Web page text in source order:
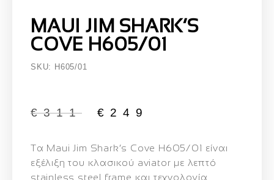
MAUI JIM SHARK’S
COVE H605/01
SKU: H605/01
€311 € 249
Τα Maui Jim Shark’s Cove H605/01 είναι
εξέλιξη του κλασικού aviator με λεπτό
stainless steel frame και τεχνολογία